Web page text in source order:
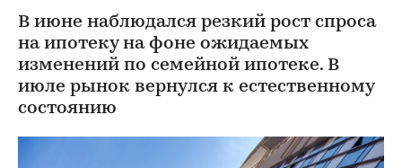
В июне наблюдался резкий рост спроса
на ипотеку на фоне ожидаемых
изменений по семейной ипотеке. В
июле рынок вернулся к естественному
состоянию